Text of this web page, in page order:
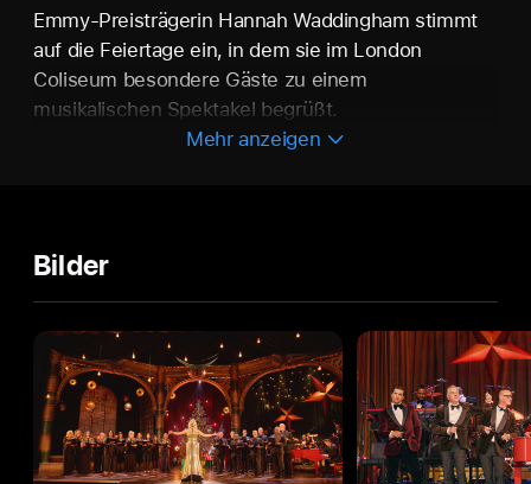
Emmy-Preisträgerin Hannah Waddingham stimmt
auf die Feiertage ein, in dem sie im London
Coliseum besondere Gäste zu einem
musikalischen Spektakel begrüßt.
Mehr anzeigen
Bilder